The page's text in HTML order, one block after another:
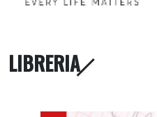
LIBRERIA